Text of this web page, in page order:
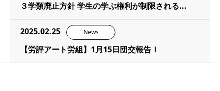
３学類廃止方針 学生の学ぶ権利が制限される...
2025.02.25 News
【労評アート労組】1月15日団交報告！